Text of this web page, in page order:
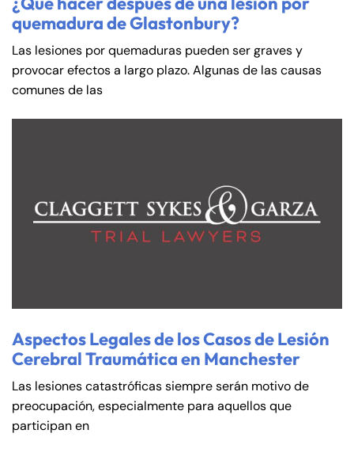
quemadura de Glastonbury?
Las lesiones por quemaduras pueden ser graves y
provocar efectos a largo plazo. Algunas de las causas
comunes de las
Aspectos Legales de los Casos de Lesión
Cerebral Traumática en Manchester
Las lesiones catastróficas siempre serán motivo de
preocupación, especialmente para aquellos que
participan en